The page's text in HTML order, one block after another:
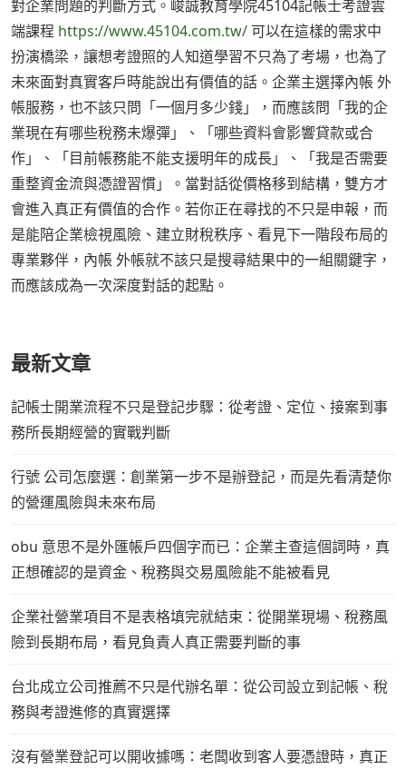
對企業問題的判斷方式。峻誠教育學院45104記帳士考證雲
端課程 https://www.45104.com.tw/ 可以在這樣的需求中
扮演橋梁，讓想考證照的人知道學習不只為了考場，也為了
未來面對真實客戶時能說出有價值的話。企業主選擇內帳 外
帳服務，也不該只問「一個月多少錢」，而應該問「我的企
業現在有哪些稅務未爆彈」、「哪些資料會影響貸款或合
作」、「目前帳務能不能支援明年的成長」、「我是否需要
重整資金流與憑證習慣」。當對話從價格移到結構，雙方才
會進入真正有價值的合作。若你正在尋找的不只是申報，而
是能陪企業檢視風險、建立財稅秩序、看見下一階段布局的
專業夥伴，內帳 外帳就不該只是搜尋結果中的一組關鍵字，
而應該成為一次深度對話的起點。
最新文章
記帳士開業流程不只是登記步驟：從考證、定位、接案到事
務所長期經營的實戰判斷
行號 公司怎麼選：創業第一步不是辦登記，而是先看清楚你
的營運風險與未來布局
obu 意思不是外匯帳戶四個字而已：企業主查這個詞時，真
正想確認的是資金、稅務與交易風險能不能被看見
企業社營業項目不是表格填完就結束：從開業現場、稅務風
險到長期布局，看見負責人真正需要判斷的事
台北成立公司推薦不只是代辦名單：從公司設立到記帳、稅
務與考證進修的真實選擇
沒有營業登記可以開收據嗎：老闆收到客人要憑證時，真正